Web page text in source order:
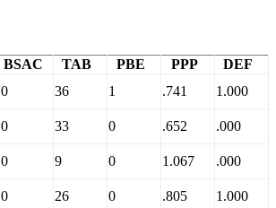
BSAC TAB PBE PPP
DEF
0 36 1 .741
1.000
0 33 0 .652
.000
0 9 0 1.067
.000
0 26 0 .805
1.000